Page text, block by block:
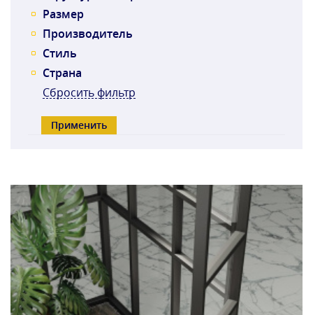
Размер
Производитель
Стиль
Страна
Сбросить фильтр